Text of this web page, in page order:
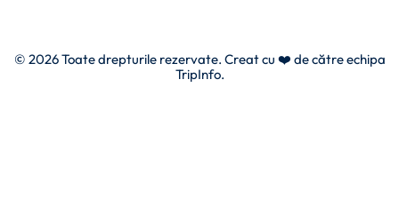
© 2026 Toate drepturile rezervate. Creat cu ❤️ de către echipa
TripInfo.